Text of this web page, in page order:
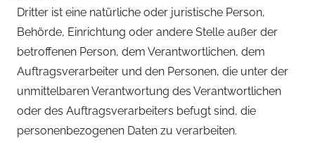
Dritter ist eine natürliche oder juristische Person,
Behörde, Einrichtung oder andere Stelle außer der
betroffenen Person, dem Verantwortlichen, dem
Auftragsverarbeiter und den Personen, die unter der
unmittelbaren Verantwortung des Verantwortlichen
oder des Auftragsverarbeiters befugt sind, die
personenbezogenen Daten zu verarbeiten.